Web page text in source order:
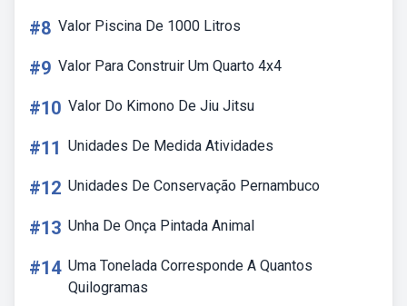
#8 Valor Piscina De 1000 Litros
#9 Valor Para Construir Um Quarto 4x4
#10 Valor Do Kimono De Jiu Jitsu
#11 Unidades De Medida Atividades
#12 Unidades De Conservação Pernambuco
#13 Unha De Onça Pintada Animal
#14 Uma Tonelada Corresponde A Quantos
Quilogramas